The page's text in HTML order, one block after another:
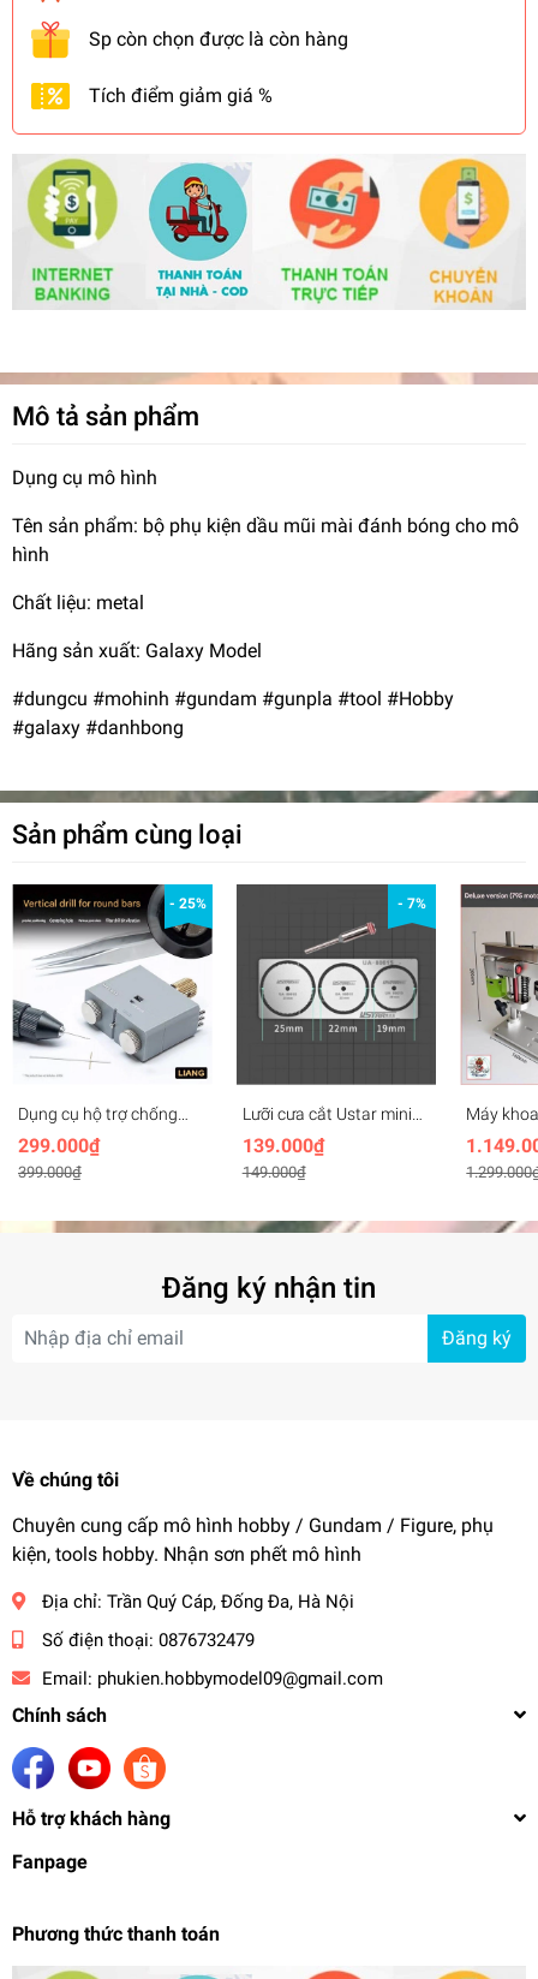
Sp còn chọn được là còn hàng
Tích điểm giảm giá %
Mô tả sản phẩm
Dụng cụ mô hình
Tên sản phẩm: bộ phụ kiện dầu mũi mài đánh bóng cho mô
hình
Chất liệu: metal
Hãng sản xuất: Galaxy Model
#dungcu #mohinh #gundam #gunpla #tool #Hobby
#galaxy #danhbong
Sản phẩm cùng loại
- 25%
Dụng cụ hộ trợ chống
gãy, rung, định tâm cho
mũi khoan mô hình
Round Rod Vertical Drill
299.000₫
399.000₫
- 7%
Lưỡi cưa cắt Ustar mini
siêu mỏng Ultrathin hand
saw scriber blade
UA80015
139.000₫
149.000₫
Máy
795
Mini Drill
Drilling
Đăng ký nhận tin
Đăng ký
Về chúng tôi
Chuyên cung cấp mô hình hobby / Gundam / Figure, phụ
kiện, tools hobby. Nhận sơn phết mô hình
Địa chỉ: Trần Quý Cáp, Đống Đa, Hà Nội
Số điện thoại: 0876732479
Email: phukien.hobbymodel09@gmail.com
Chính sách
Hỗ trợ khách hàng
Fanpage
Phương thức thanh toán